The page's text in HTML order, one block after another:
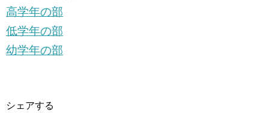
高学年の部
低学年の部
幼学年の部
シェアする